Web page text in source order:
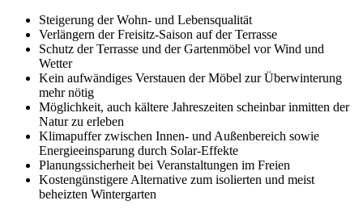
Steigerung der Wohn- und Lebensqualität
Verlängern der Freisitz-Saison auf der Terrasse
Schutz der Terrasse und der Gartenmöbel vor Wind und
Wetter
Kein aufwändiges Verstauen der Möbel zur Überwinterung
mehr nötig
Möglichkeit, auch kältere Jahreszeiten scheinbar inmitten der
Natur zu erleben
Klimapuffer zwischen Innen- und Außenbereich sowie
Energieeinsparung durch Solar-Effekte
Planungssicherheit bei Veranstaltungen im Freien
Kostengünstigere Alternative zum isolierten und meist
beheizten Wintergarten